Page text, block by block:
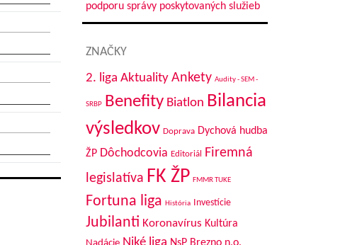
podporu správy poskytovaných služieb
ZNAČKY
2. liga Aktuality Ankety Audity - SEM -
SRBP Benefity Biatlon Bilancia
výsledkov Doprava Dychová hudba
ŽP Dôchodcovia Editoriál
Firemná
legislatíva FK ŽP FMMR TUKE
Fortuna liga História Investície
Jubilanti Koronavírus Kultúra